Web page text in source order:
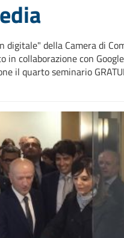
digitale" della Camera di
in collaborazione con
il quarto seminario